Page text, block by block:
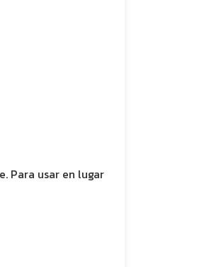
Para usar en lugar